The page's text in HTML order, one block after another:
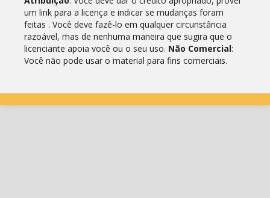
um link para a licença e indicar se mudanças foram
feitas . Você deve fazê-lo em qualquer circunstância
razoável, mas de nenhuma maneira que sugira que o
licenciante apoia você ou o seu uso. Não Comercial:
Você não pode usar o material para fins comerciais.